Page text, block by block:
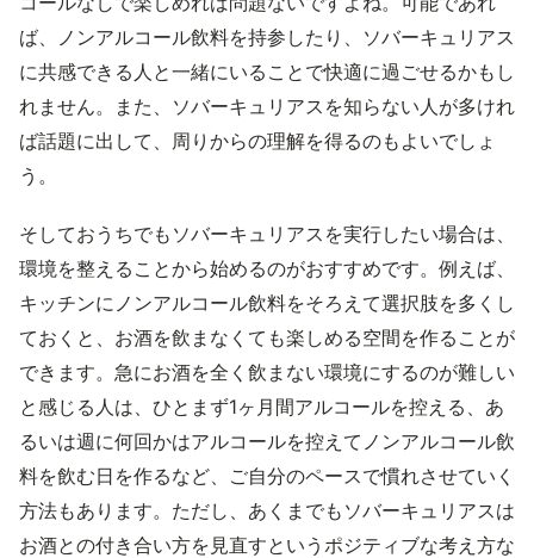
ば、ノンアルコール飲料を持参したり、ソバーキュリアス
に共感できる人と一緒にいることで快適に過ごせるかもし
れません。また、ソバーキュリアスを知らない人が多けれ
ば話題に出して、周りからの理解を得るのもよいでしょ
う。
そしておうちでもソバーキュリアスを実行したい場合は、
環境を整えることから始めるのがおすすめです。例えば、
キッチンにノンアルコール飲料をそろえて選択肢を多くし
ておくと、お酒を飲まなくても楽しめる空間を作ることが
できます。急にお酒を全く飲まない環境にするのが難しい
と感じる人は、ひとまず1ヶ月間アルコールを控える、あ
るいは週に何回かはアルコールを控えてノンアルコール飲
料を飲む日を作るなど、ご自分のペースで慣れさせていく
方法もあります。ただし、あくまでもソバーキュリアスは
お酒との付き合い方を見直すというポジティブな考え方な